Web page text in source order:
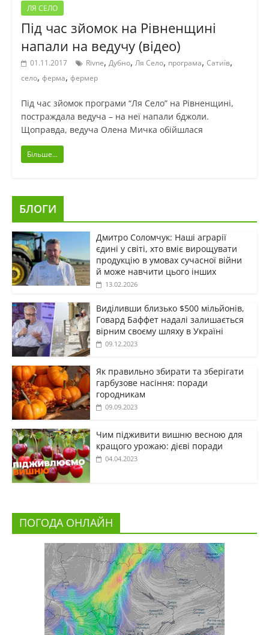
ЛЯ СЕЛО
Під час зйомок на Рівненщині
напали на ведучу (відео)
01.11.2017 Rivne, Дубно, Ля Село, програма, Сатиїв,
село, ферма, фермер
Під час зйомок програми “Ля Село” на Рівненщині,
постраждала ведуча – на неї напали бджоли.
Щоправда, ведуча Олена Мичка обійшлася
Більше...
БЛОГИ
Дмитро Соломчук: Наші аграрії
єдині у світі, хто вміє вирощувати
продукцію в умовах сучасної війни
й може навчити цього інших
13.02.2026
Виділивши близько $500 мільйонів,
Говард Баффет надалі залишається
вірним своєму шляху в Україні
09.12.2023
Як правильно збирати та зберігати
гарбузове насіння: поради
городникам
09.09.2023
Чим підживити вишню весною для
кращого урожаю: дієві поради
04.04.2023
ПОГОДА ОНЛАЙН